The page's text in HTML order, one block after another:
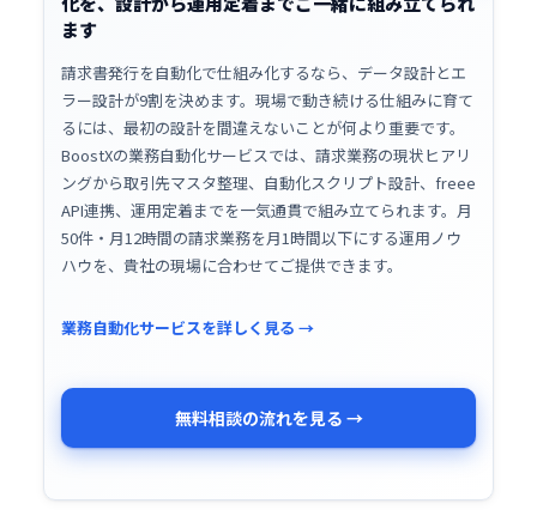
ます
請求書発行を自動化で仕組み化するなら、データ設計とエ
ラー設計が9割を決めます。現場で動き続ける仕組みに育て
るには、最初の設計を間違えないことが何より重要です。
BoostXの業務自動化サービスでは、請求業務の現状ヒアリ
ングから取引先マスタ整理、自動化スクリプト設計、freee
API連携、運用定着までを一気通貫で組み立てられます。月
50件・月12時間の請求業務を月1時間以下にする運用ノウ
ハウを、貴社の現場に合わせてご提供できます。
業務自動化サービスを詳しく見る →
無料相談の流れを見る →